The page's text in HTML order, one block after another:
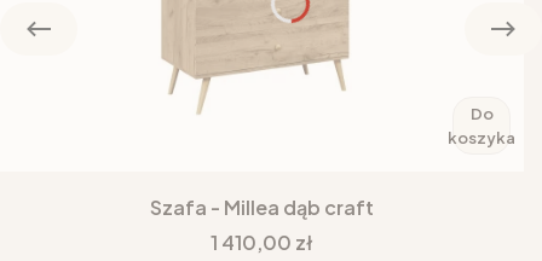
Do
koszyka
Szafa - Millea dąb craft
Cena
1 410,00 zł